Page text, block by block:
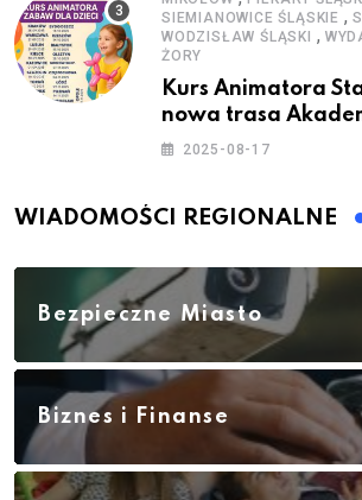
SIEMIANOWICE ŚLĄSKIE ,
WODZISŁAW ŚLĄSKI ,
ŻORY
Kurs Animatora
nowa trasa
– jesień 2025
2025-08-17
WIADOMOŚCI REGIONALNE
Bezpieczne Miasto
Biznes i Finanse